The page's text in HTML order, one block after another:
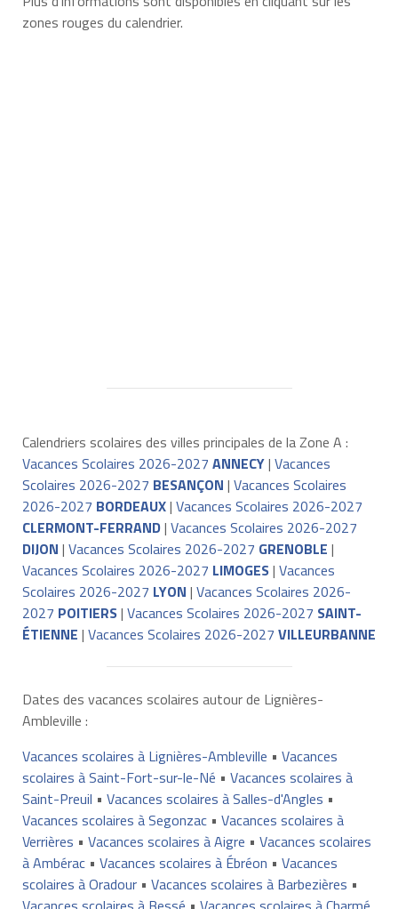
zones rouges du calendrier.
Calendriers scolaires des villes principales de la Zone A :
Vacances Scolaires 2026-2027 ANNECY| Vacances
Scolaires 2026-2027 BESANÇON | Vacances Scolaires
2026-2027 BORDEAUX| Vacances Scolaires 2026-2027
CLERMONT-FERRAND| Vacances Scolaires 2026-2027
DIJON | Vacances Scolaires 2026-2027 GRENOBLE |
Vacances Scolaires 2026-2027 LIMOGES| Vacances
Scolaires 2026-2027 LYON | Vacances Scolaires 2026-
2027 POITIERS| Vacances Scolaires 2026-2027 SAINT-
ÉTIENNE | Vacances Scolaires 2026-2027 VILLEURBANNE
Dates des vacances scolaires autour de Lignières-
Ambleville :
Vacances scolaires à Lignières-Ambleville • Vacances
scolaires à Saint-Fort-sur-le-Né • Vacances scolaires à
Saint-Preuil • Vacances scolaires à Salles-d'Angles •
Vacances scolaires à Segonzac• Vacances scolaires à
Verrières • Vacances scolaires à Aigre • Vacances scolaires
à Ambérac• Vacances scolaires à Ébréon • Vacances
scolaires à Oradour• Vacances scolaires à Barbezières •